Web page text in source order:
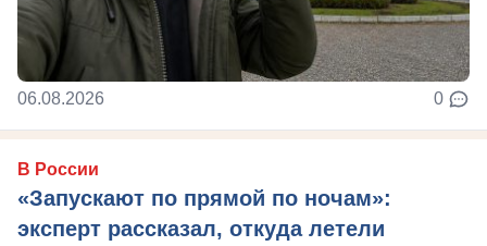
06.08.2026 0
В России
«Запускают по прямой по ночам»:
эксперт рассказал, откуда летели